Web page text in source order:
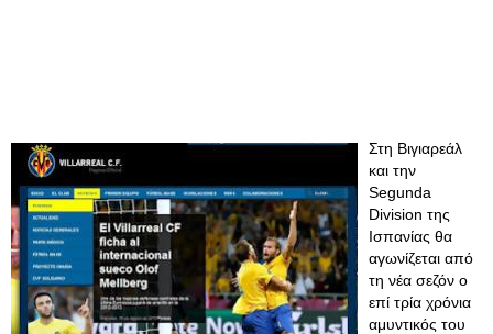
Στη Βιγιαρεάλ
και την
Segunda
Division της
Ισπανίας θα
αγωνίζεται από
τη νέα σεζόν ο
επί τρία χρόνια
αμυντικός του